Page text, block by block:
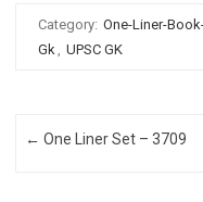
Category: One-Liner-
Gk, UPSC GK
Post navigation
← One Liner Set – 3709